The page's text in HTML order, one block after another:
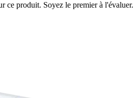
ce produit. Soyez le premier à l'évaluer.